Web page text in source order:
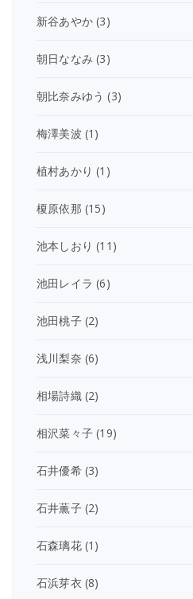
新谷あやか (3)
朝日ななみ (3)
朝比奈みゆう (3)
梅澤美波 (1)
植村あかり (1)
榎原依那 (15)
池本しおり (11)
池田レイラ (6)
池田桃子(2)
浅川梨奈 (6)
相場詩織(2)
相沢菜々子 (19)
石井優希(3)
石井薫子(2)
石森璃花(1)
石浜芽衣 (8)